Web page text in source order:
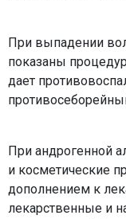
При выпадении
показаны
дает
При андрогенной
и косметические
дополнением к
лекарственные и